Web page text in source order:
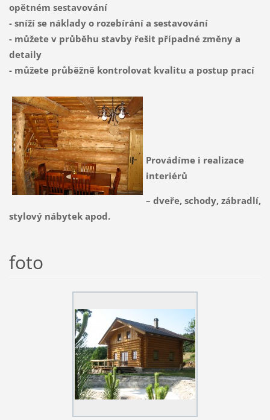
opětném sestavování
- sníží se náklady o rozebírání a sestavování
- můžete v průběhu stavby řešit případné změny a
detaily
- můžete průběžně kontrolovat kvalitu a postup prací
Provádíme i realizace
interiérů
– dveře, schody, zábradlí,
stylový nábytek apod.
foto